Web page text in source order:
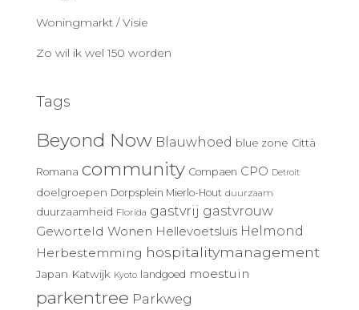
Woningmarkt / Visie
Zo wil ik wel 150 worden
Tags
Beyond Now Blauwhoed blue zone Città
Romana community Compaen CPO Detroit
doelgroepen Dorpsplein Mierlo-Hout duurzaam
duurzaamheid Florida gastvrij gastvrouw
Geworteld Wonen Hellevoetsluis Helmond
Herbestemming hospitalitymanagement
Japan Katwijk Kyoto landgoed moestuin
parkentree Parkweg